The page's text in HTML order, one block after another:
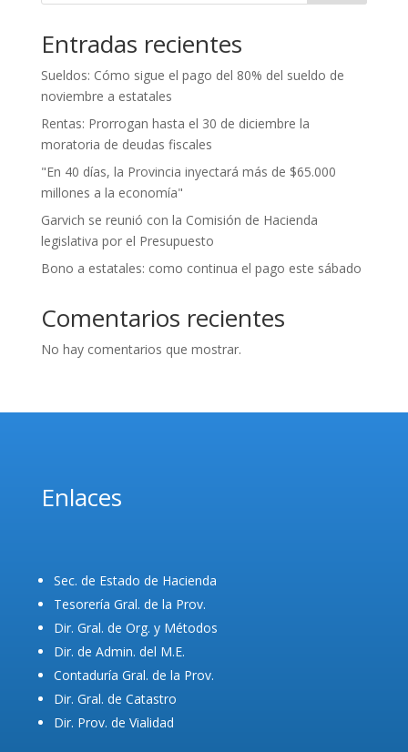
Entradas recientes
Sueldos: Cómo sigue el pago del 80% del sueldo de
noviembre a estatales
Rentas: Prorrogan hasta el 30 de diciembre la
moratoria de deudas fiscales
"En 40 días, la Provincia inyectará más de $65.000
millones a la economía"
Garvich se reunió con la Comisión de Hacienda
legislativa por el Presupuesto
Bono a estatales: como continua el pago este sábado
Comentarios recientes
No hay comentarios que mostrar.
Enlaces
Sec. de Estado de Hacienda
Tesorería Gral. de la Prov.
Dir. Gral. de Org. y Métodos
Dir. de Admin. del M.E.
Contaduría Gral. de la Prov.
Dir. Gral. de Catastro
Dir. Prov. de Vialidad